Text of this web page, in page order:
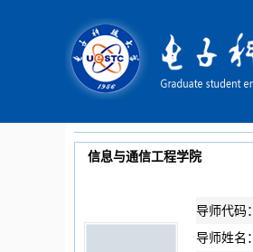
信息与通信工程学院
导师代码：
导师姓名：